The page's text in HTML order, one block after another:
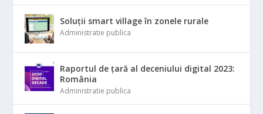
Soluții smart village în zonele rurale
Administratie publica
Raportul de țară al deceniului digital 2023:
România
Administratie publica